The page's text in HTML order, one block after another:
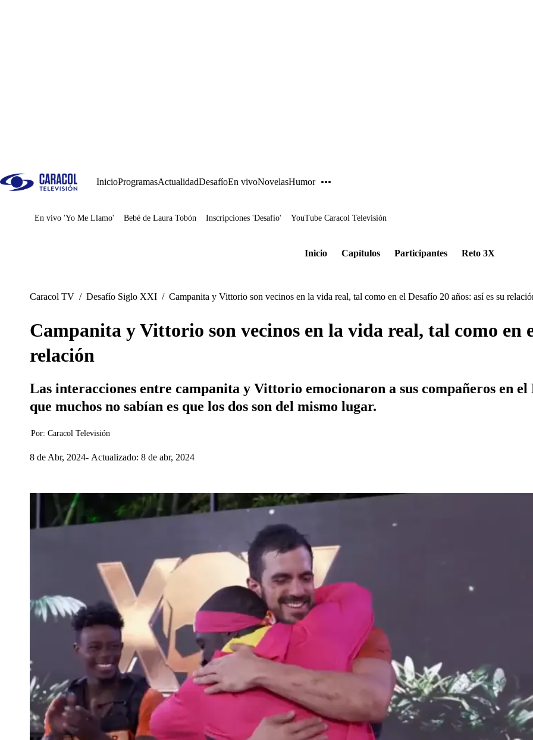
InicioProgramasActualidadDesafíoEn vivoNovelasHumor
Juegos
En vivo 'Yo Me Llamo' Bebé de Laura Tobón Inscripciones 'Desafío' YouTube Caracol Televisión
Inicio Capítulos Participantes Reto 3X
Caracol TV / Desafío Siglo XXI / Campanita y Vittorio son vecinos en la vida real, tal como en el Desafío 20 años: así es su
Campanita y Vittorio son vecinos en la vida real, tal como en
relación
Las interacciones entre campanita y Vittorio emocionaron a sus compañeros en el
que muchos no sabían es que los dos son del mismo lugar.
Por: Caracol Televisión
8 de Abr, 2024 Actualizado: 8 de abr, 2024